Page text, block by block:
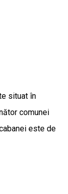
situat în
comunei
este de